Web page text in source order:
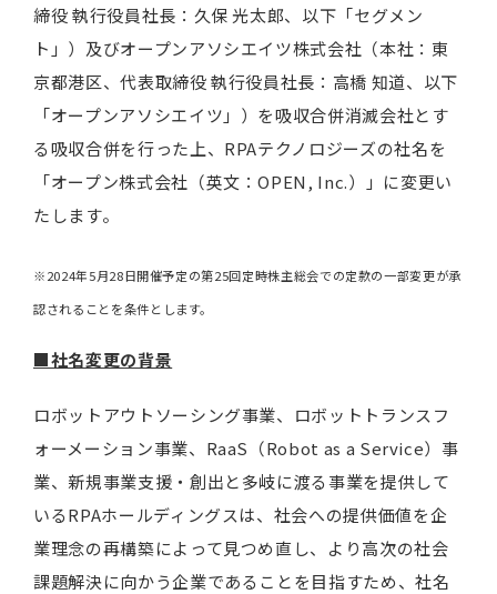
締役 執行役員社長：久保 光太郎、以下「セグメン
ト」）及びオープンアソシエイツ株式会社（本社：東
京都港区、代表取締役 執行役員社長：高橋 知道、以下
「オープンアソシエイツ」）を吸収合併消滅会社とす
る吸収合併を行った上、RPAテクノロジーズの社名を
「オープン株式会社（英文：OPEN, Inc.）」に変更い
たします。
※2024年5月28日開催予定の第25回定時株主総会での定款の一部変更が承
認されることを条件とします。
■社名変更の背景
ロボットアウトソーシング事業、ロボットトランスフ
ォーメーション事業、RaaS（Robot as a Service）事
業、新規事業支援・創出と多岐に渡る事業を提供して
いるRPAホールディングスは、社会への提供価値を企
業理念の再構築によって見つめ直し、より高次の社会
課題解決に向かう企業であることを目指すため、社名